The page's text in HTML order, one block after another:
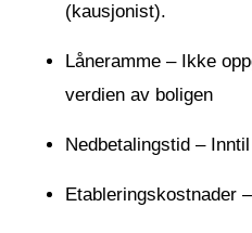
(kausjonist).
Låneramme – Ikke
verdien av boligen
Nedbetalingstid –
Etableringskostnader